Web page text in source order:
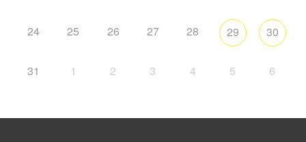
24 25 26 27 28 29 30
31 1 2 3 4 5 6